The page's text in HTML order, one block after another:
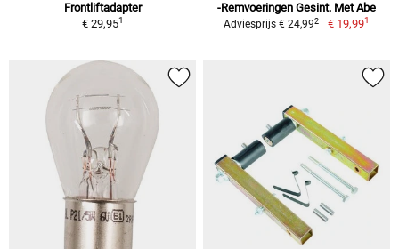
Frontliftadapter
€ 29,951
-Remvoeringen Gesint. Met Abe
Adviesprijs € 24,992 € 19,991